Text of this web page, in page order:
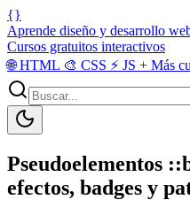
{}
Aprende diseño y desarrollo
Cursos gratuitos interactivos
🌐HTML 🎨 CSS ⚡ JS + Más
Pseudoelementos
efectos, badges y